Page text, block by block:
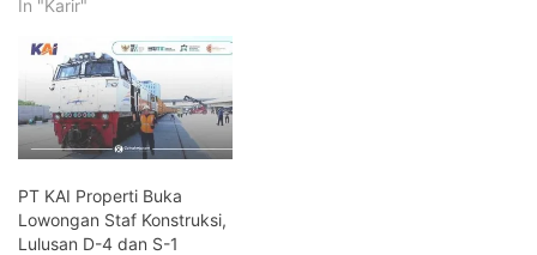
In "Karir"
PT KAI Properti Buka
Lowongan Staf Konstruksi,
Lulusan D-4 dan S-1